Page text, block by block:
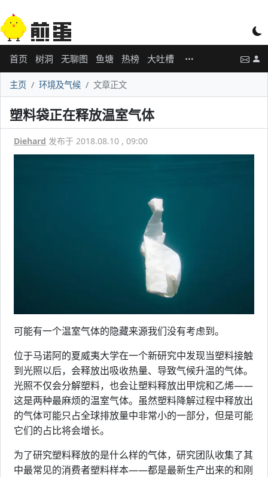
首页 树洞 无聊图 鱼塘 热榜 大吐槽
主页 环境及气候 文章正文
塑料袋正在释放温室气体
Diehard 发布于 2018.08.10 , 09:00
可能有一个温室气体的隐藏来源我们没有考虑到。
位于马诺阿的夏威夷大学在一个新研究中发现当塑料接触
到光照以后，会释放出吸收热量、导致气候升温的气体。
光照不仅会分解塑料，也会让塑料释放出甲烷和乙烯——
这是两种最麻烦的温室气体。虽然塑料降解过程中释放出
的气体可能只占全球排放量中非常小的一部分，但是可能
它们的占比将会增长。
为了研究塑料释放的是什么样的气体，研究团队收集了其
中最常见的消费者塑料样本——都是最新生产出来的和刚